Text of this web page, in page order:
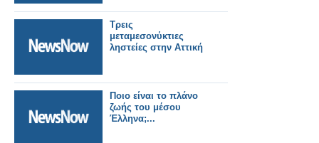
Τρεις
μεταμεσονύκτιες
ληστείες στην Αττική
Ποιο είναι το πλάνο
ζωής του μέσου
Έλληνα;...